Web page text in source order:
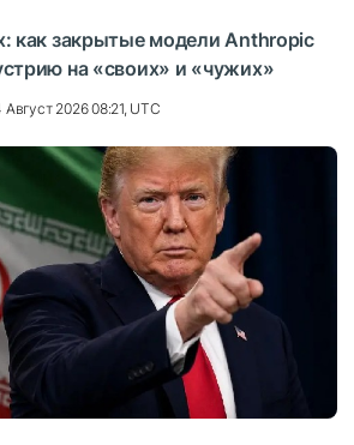
как закрытые модели Anthropic
на «своих» и «чужих»
Август 2026 08:21, UTC